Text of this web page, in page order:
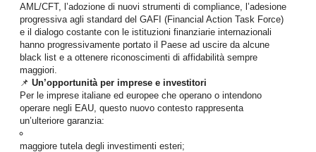
AML/CFT, l’adozione di nuovi strumenti di compliance, l’adesione
progressiva agli standard del GAFI (Financial Action Task Force)
e il dialogo costante con le istituzioni finanziarie internazionali
hanno progressivamente portato il Paese ad uscire da alcune
black list e a ottenere riconoscimenti di affidabilità sempre
maggiori.
📌Un’opportunità per imprese e investitori
Per le imprese italiane ed europee che operano o intendono
operare negli EAU, questo nuovo contesto rappresenta
un’ulteriore garanzia:
maggiore tutela degli investimenti esteri;